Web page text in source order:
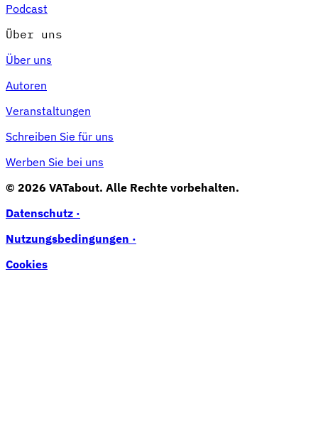
Podcast
Über uns
Über uns
Autoren
Veranstaltungen
Schreiben Sie für uns
Werben Sie bei uns
© 2026 VATabout. Alle Rechte vorbehalten.
Datenschutz ·
Nutzungsbedingungen ·
Cookies